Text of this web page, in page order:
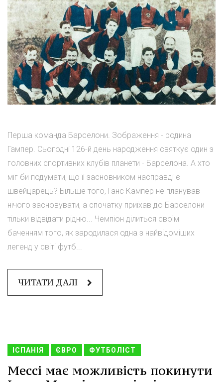
Перша команда Барселони. Зображення - родина
Гампер. Сьогодні 126-й день народження святкує один з
головних спортивних клубів планети - Барселона. А хто
міг би подумати, що її засновником насправді є
швейцарець? Більше того, Ганс Кампер не планував
нічого засновувати, а спочатку приїхав до Барселони
тільки відвідати рідню... Чемпіон ділиться своїм
баченням того, як зародилася одна з найвідоміших
легенд у світі футб...
ЧИТАТИ ДАЛІ
ІСПАНІЯ ЄВРО ФУТБОЛІСТ
Мессі має можливість покинути